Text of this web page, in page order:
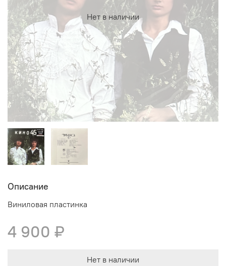
Нет в наличии
Описание
Виниловая пластинка
4 900 ₽
Нет в наличии